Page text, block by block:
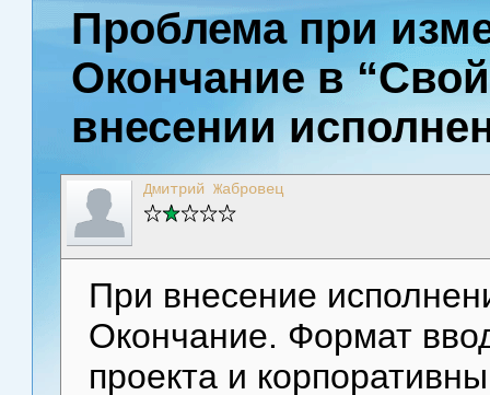
Проблема при
Окончание в
внесении
Дмитрий Жабровец
При внесение
Окончание. Формат
проекта и